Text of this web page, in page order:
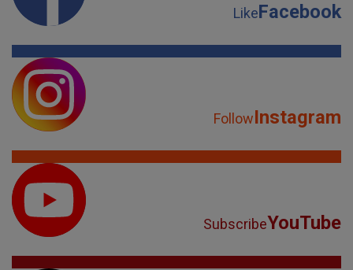
LikeFacebook
FollowInstagram
SubscribeYouTube